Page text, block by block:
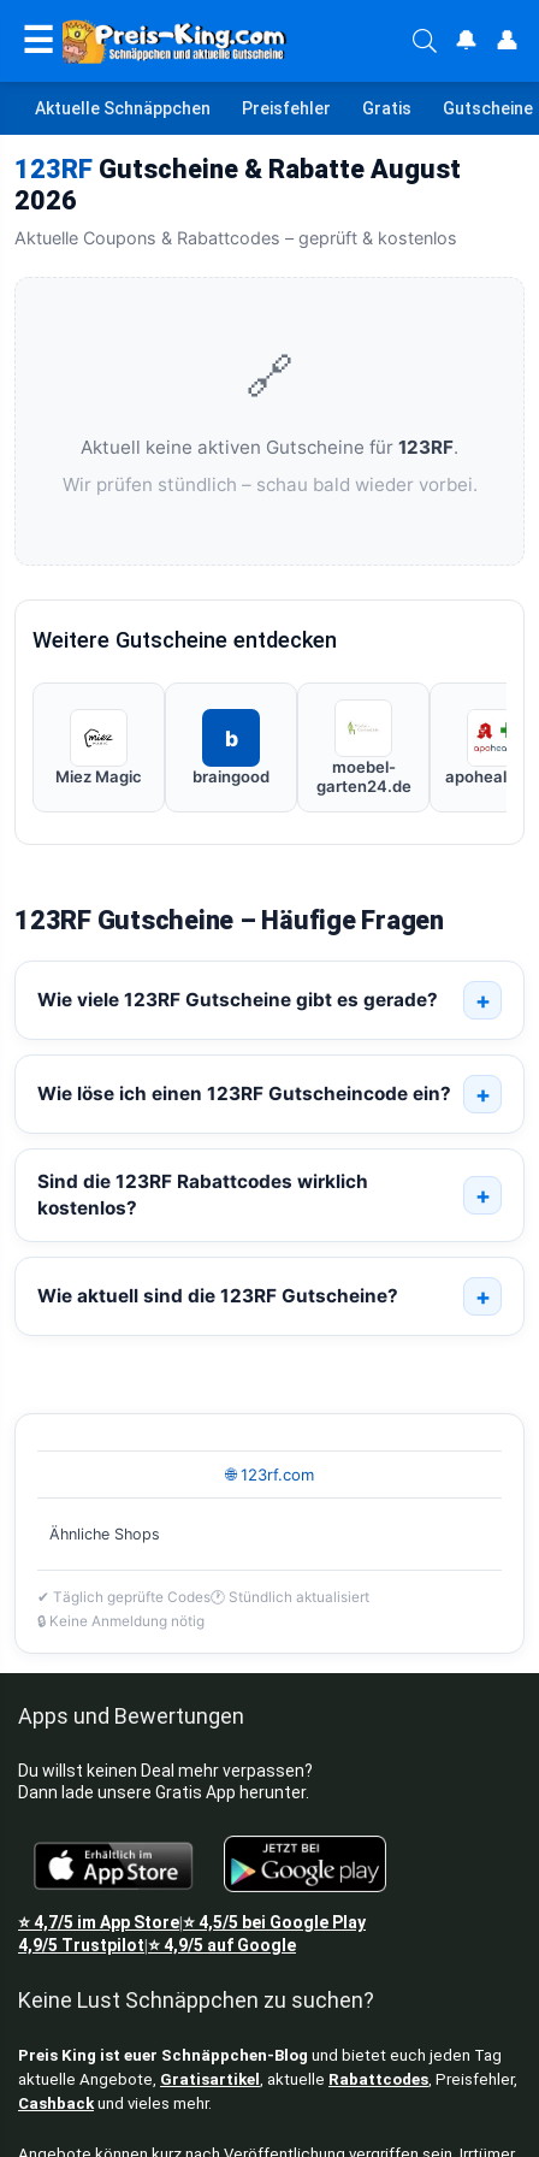
☰ 🔔 👤
Aktuelle Schnäppchen Preisfehler Gratis Gutscheine
123RF Gutscheine & Rabatte August
2026
Aktuelle Coupons & Rabattcodes – geprüft & kostenlos
🔗
Aktuell keine aktiven Gutscheine für 123RF.
Wir prüfen stündlich – schau bald wieder vorbei.
Weitere Gutscheine entdecken
Miez Magic
b
braingood
moebel-
garten24.de
123RF Gutscheine – Häufige Fragen
Wie viele 123RF Gutscheine gibt es gerade?
Wie löse ich einen 123RF Gutscheincode ein?
Sind die 123RF Rabattcodes wirklich
kostenlos?
Wie aktuell sind die 123RF Gutscheine?
🌐 123rf.com
Ähnliche Shops
✔ Täglich geprüfte Codes🕐 Stündlich aktualisiert
🔒 Keine Anmeldung nötig
Apps und Bewertungen
Du willst keinen Deal mehr verpassen?
Dann lade unsere Gratis App herunter.
⭐4,7/5 im App Store⭐4,5/5 bei Google Play
4,9/5 Trustpilot ⭐4,9/5 auf Google
Keine Lust Schnäppchen zu suchen?
Preis King ist euer Schnäppchen-Blog und bietet euch jeden Tag
aktuelle Angebote, Gratisartikel , aktuelle Rabattcodes, Preisfehler,
Cashbackund vieles mehr.